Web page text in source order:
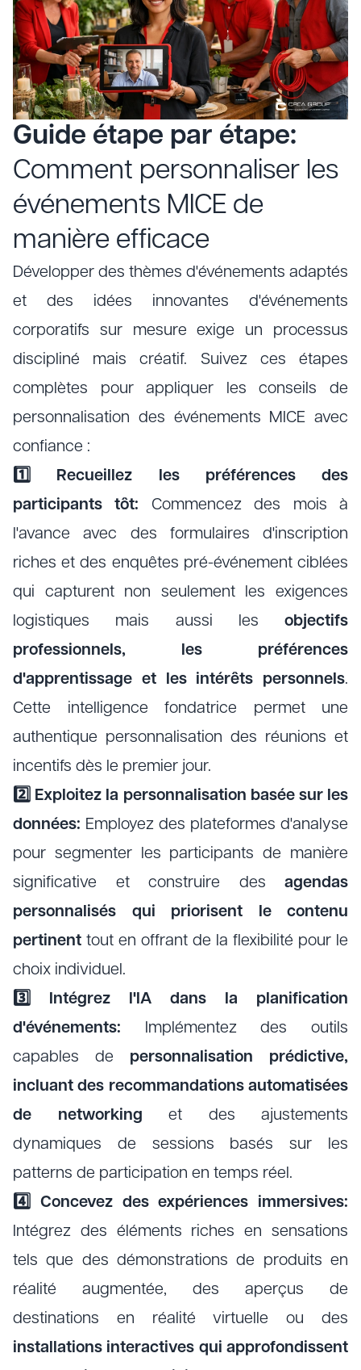
Guide étape par étape:
Comment personnaliser les
événements MICE de
manière efficace
Développer des thèmes d'événements adaptés
et des idées innovantes d'événements
corporatifs sur mesure exige un processus
discipliné mais créatif. Suivez ces étapes
complètes pour appliquer les conseils de
personnalisation des événements MICE avec
confiance :
1️⃣ Recueillez les préférences des
participants tôt: Commencez des mois à
l'avance avec des formulaires d'inscription
riches et des enquêtes pré-événement ciblées
qui capturent non seulement les exigences
logistiques mais aussi les objectifs
professionnels, les préférences
d'apprentissage et les intérêts personnels.
Cette intelligence fondatrice permet une
authentique personnalisation des réunions et
incentifs dès le premier jour.
2️⃣ Exploitez la personnalisation basée sur les
données: Employez des plateformes d'analyse
pour segmenter les participants de manière
significative et construire des agendas
personnalisés qui priorisent le contenu
pertinent tout en offrant de la flexibilité pour le
choix individuel.
3️⃣ Intégrez l'IA dans la planification
d'événements: Implémentez des outils
capables de personnalisation prédictive,
incluant des recommandations automatisées
de networking et des ajustements
dynamiques de sessions basés sur les
patterns de participation en temps réel.
4️⃣ Concevez des expériences immersives:
Intégrez des éléments riches en sensations
tels que des démonstrations de produits en
réalité augmentée, des aperçus de
destinations en réalité virtuelle ou des
installations interactives qui approfondissent